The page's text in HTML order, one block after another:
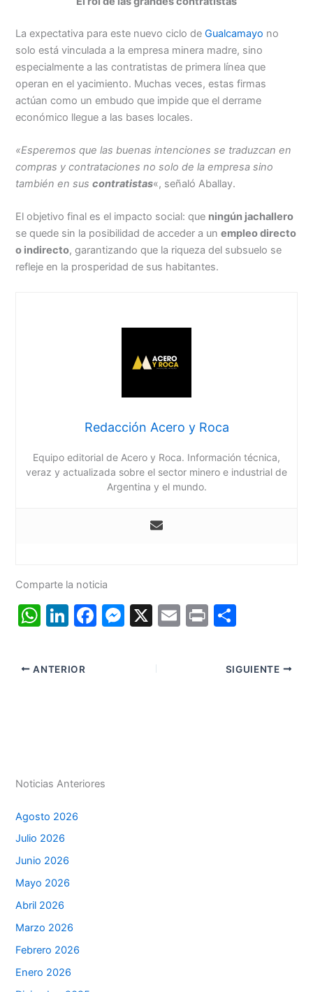
La expectativa para este nuevo ciclo deGualcamayo no
solo está vinculada a la empresa minera madre, sino
especialmente a las contratistas de primera línea que
operan en el yacimiento. Muchas veces, estas firmas
actúan como un embudo que impide que el derrame
económico llegue a las bases locales.
«Esperemos que las buenas intenciones se traduzcan en
compras y contrataciones no solo de la empresa sino
también en suscontratistas«, señaló Aballay.
El objetivo final es el impacto social: que ningún jachallero
se quede sin la posibilidad de acceder a unempleo directo
o indirecto, garantizando que la riqueza del subsuelo se
refleje en la prosperidad de sus habitantes.
Redacción Acero y Roca
Equipo editorial de Acero y Roca. Información técnica,
veraz y actualizada sobre el sector minero e industrial de
Argentina y el mundo.
Comparte la noticia
W
at
s
Li
k
e
F
M X
E
Pr
m
p
ANTERIOR SIGUIENTE
Noticias Anteriores
Agosto 2026
Julio 2026
Junio 2026
Mayo 2026
Abril 2026
Marzo 2026
Febrero 2026
Enero 2026